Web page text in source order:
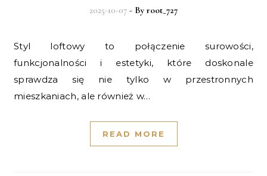
2025-10-07 - By root_727
Styl loftowy to połączenie surowości,
funkcjonalności i estetyki, które doskonale
sprawdza się nie tylko w przestronnych
mieszkaniach, ale również w…
READ MORE